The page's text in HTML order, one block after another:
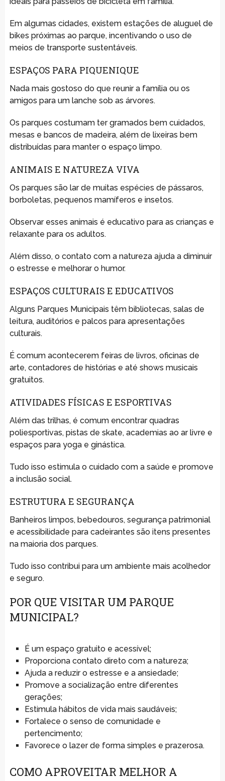
Em algumas cidades, existem estações de aluguel de
bikes próximas ao parque, incentivando o uso de
meios de transporte sustentáveis.
ESPAÇOS PARA PIQUENIQUE
Nada mais gostoso do que reunir a família ou os
amigos para um lanche sob as árvores.
Os parques costumam ter gramados bem cuidados,
mesas e bancos de madeira, além de lixeiras bem
distribuídas para manter o espaço limpo.
ANIMAIS E NATUREZA VIVA
Os parques são lar de muitas espécies de pássaros,
borboletas, pequenos mamíferos e insetos.
Observar esses animais é educativo para as crianças e
relaxante para os adultos.
Além disso, o contato com a natureza ajuda a diminuir
o estresse e melhorar o humor.
ESPAÇOS CULTURAIS E EDUCATIVOS
Alguns Parques Municipais têm bibliotecas, salas de
leitura, auditórios e palcos para apresentações
culturais.
É comum acontecerem feiras de livros, oficinas de
arte, contadores de histórias e até shows musicais
gratuitos.
ATIVIDADES FÍSICAS E ESPORTIVAS
Além das trilhas, é comum encontrar quadras
poliesportivas, pistas de skate, academias ao ar livre e
espaços para yoga e ginástica.
Tudo isso estimula o cuidado com a saúde e promove
a inclusão social.
ESTRUTURA E SEGURANÇA
Banheiros limpos, bebedouros, segurança patrimonial
e acessibilidade para cadeirantes são itens presentes
na maioria dos parques.
Tudo isso contribui para um ambiente mais acolhedor
e seguro.
POR QUE VISITAR UM PARQUE
MUNICIPAL?
É um espaço gratuito e acessível;
Proporciona contato direto com a natureza;
Ajuda a reduzir o estresse e a ansiedade;
Promove a socialização entre diferentes
gerações;
Estimula hábitos de vida mais saudáveis;
Fortalece o senso de comunidade e
pertencimento;
Favorece o lazer de forma simples e prazerosa.
COMO APROVEITAR MELHOR A